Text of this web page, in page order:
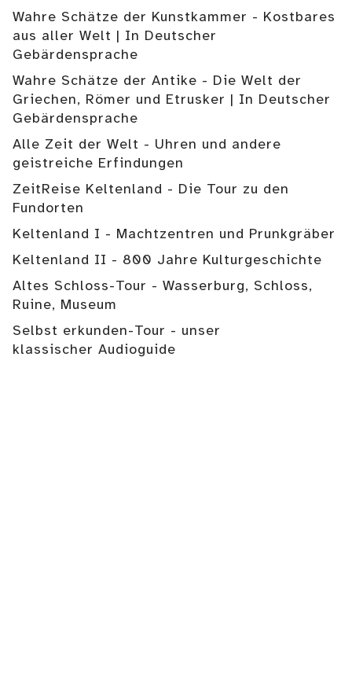
Wahre Schätze der Kunstkammer - Kostbares
aus aller Welt | In Deutscher
Gebärdensprache
Wahre Schätze der Antike - Die Welt der
Griechen, Römer und Etrusker | In Deutscher
Gebärdensprache
Alle Zeit der Welt - Uhren und andere
geistreiche Erfindungen
ZeitReise Keltenland - Die Tour zu den
Fundorten
Keltenland I - Machtzentren und Prunkgräber
Keltenland II - 800 Jahre Kulturgeschichte
Altes Schloss-Tour - Wasserburg, Schloss,
Ruine, Museum
Selbst erkunden-Tour - unser
klassischer Audioguide